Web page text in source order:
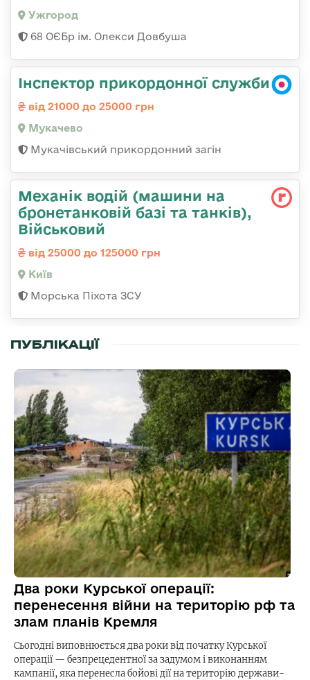
Ужгород
68 ОЄБр ім. Олекси Довбуша
Інспектор прикордонної служби
від 21000 до 25000 грн
Мукачево
Мукачівський прикордонний загін
Механік водій (машини на
бронетанковій базі та танків),
Військовий
від 25000 до 125000 грн
Київ
Морська Піхота ЗСУ
ПУБЛІКАЦІЇ
Два роки Курської операції:
перенесення війни на територію рф та
злам планів Кремля
Сьогодні виповнюється два роки від початку Курської
операції — безпрецедентної за задумом і виконанням
кампанії, яка перенесла бойові дії на територію держави-